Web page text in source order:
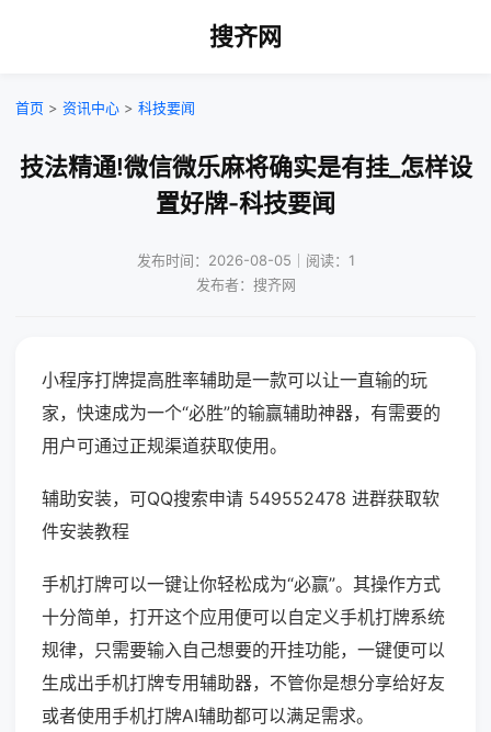
搜齐网
首页 > 资讯中心 > 科技要闻
技法精通!微信微乐麻将确实是有挂_怎样设
置好牌-科技要闻
发布时间：2026-08-05｜阅读：1
发布者：搜齐网
小程序打牌提高胜率辅助是一款可以让一直输的玩
家，快速成为一个“必胜”的输赢辅助神器，有需要的
用户可通过正规渠道获取使用。
辅助安装，可QQ搜索申请 549552478 进群获取软
件安装教程
手机打牌可以一键让你轻松成为“必赢”。其操作方式
十分简单，打开这个应用便可以自定义手机打牌系统
规律，只需要输入自己想要的开挂功能，一键便可以
生成出手机打牌专用辅助器，不管你是想分享给好友
或者使用手机打牌AI辅助都可以满足需求。